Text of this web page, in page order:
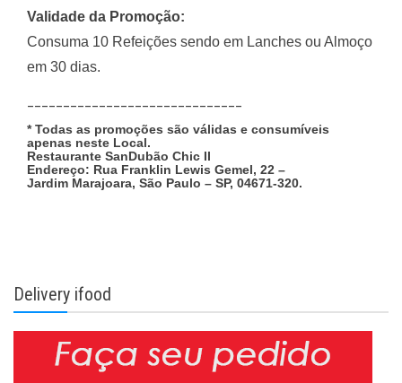
Validade da Promoção:
Consuma 10 Refeições sendo em Lanches ou Almoço
em 30 dias.
* Todas as promoções são válidas e consumíveis
apenas neste Local.
Restaurante SanDubão Chic II
Endereço: Rua Franklin Lewis Gemel, 22 –
Jardim Marajoara, São Paulo – SP, 04671-320.
Delivery ifood